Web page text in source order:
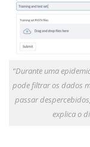
“Durante uma
pode filtrar os dados
passar
explica o